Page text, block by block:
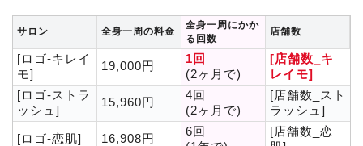
サロン 全身一周の料金
全身一周にかか
る回数
店舗数
[ロゴ-キレイ
モ]
19,000円
1回
(2ヶ月で)
[店舗数_キ
レイモ]
[ロゴ-ストラ
ッシュ]
15,960円
4回
(2ヶ月で)
[店舗数_スト
ラッシュ]
[ロゴ-恋肌] 16,908円
6回
[店舗数_恋